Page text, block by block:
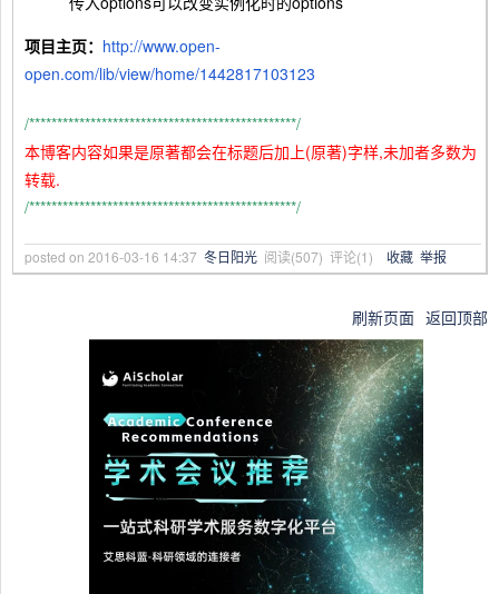
项目主页： http://www.open-
open.com/lib/view/home/1442817103123
/************************************************/
本博客内容如果是原著都会在标题后加上(原著)字样,未加者多数为
转载.
/************************************************/
posted on 2016-03-16 14:37 冬日阳光 阅读(507) 评论(1) 收藏 举报
刷新页面 返回顶部